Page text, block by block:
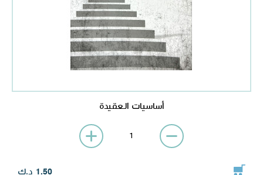
أساسيات العقيدة
1.50 د.ك